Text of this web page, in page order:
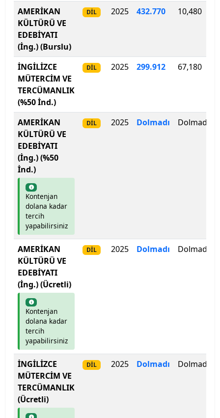
İhsan Doğramacı Bilkent Üniversitesi
İnönü Üniversitesi
İskenderun Teknik Üniversitesi
İstanbul 29 Mayıs Üniversitesi
İstanbul Arel Üniversitesi
İstanbul Atlas Üniversitesi
İstanbul Aydın Üniversitesi
İstanbul Beykent Üniversitesi
İstanbul Bilgi Üniversitesi
İstanbul Esenyurt Üniversitesi
İstanbul Galata Üniversitesi
İstanbul Gedik Üniversitesi
İstanbul Gelişim Üniversitesi
İstanbul Kent Üniversitesi
İstanbul Kültür Üniversitesi
İstanbul Medeniyet Üniversitesi
İstanbul Medipol Üniversitesi
AMERİKAN
KÜLTÜRÜ VE
EDEBİYATI
(İng.) (Burslu)
DİL 2025 432.770 10,480
İNGİLİZCE
MÜTERCİM VE
TERCÜMANLIK
(%50 İnd.)
DİL 2025 299.912 67,180
AMERİKAN
KÜLTÜRÜ VE
EDEBİYATI
(İng.) (%50
İnd.)
Kontenjan
dolana kadar
tercih
yapabilirsiniz
DİL 2025 Dolmadı Dolmadı
AMERİKAN
KÜLTÜRÜ VE
EDEBİYATI
(İng.) (Ücretli)
Kontenjan
dolana kadar
tercih
yapabilirsiniz
DİL 2025 Dolmadı Dolmadı
İNGİLİZCE
MÜTERCİM VE
TERCÜMANLIK
(Ücretli)
DİL 2025 Dolmadı Dolmadı